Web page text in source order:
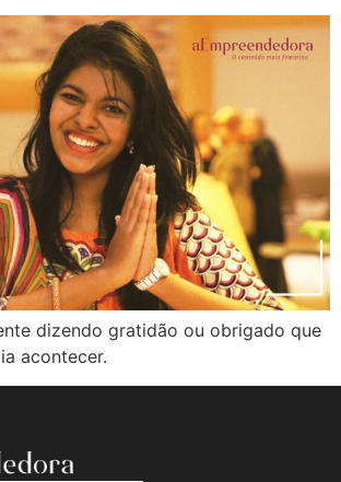
dizendo gratidão ou obrigado que
acontecer.